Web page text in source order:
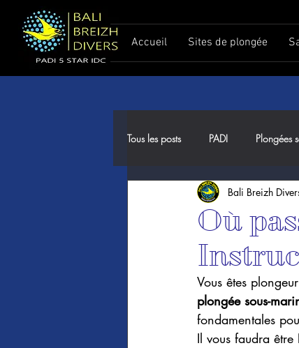
Accueil Sites de plongée
Tous les posts PADI Plongées
Meilleure période pour plonger à
Où
Bali Breizh
Vous êtes
plongée sous-
fondamentales
Il vous faudra